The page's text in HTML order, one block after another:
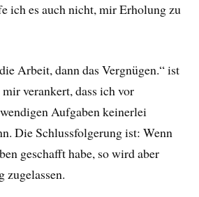
ich es auch nicht, mir Erholung zu
Arbeit, dann das Vergnügen.“ ist
verankert, dass ich vor
Aufgaben keinerlei
Die Schlussfolgerung ist: Wenn
geschafft habe, so wird aber
zugelassen.